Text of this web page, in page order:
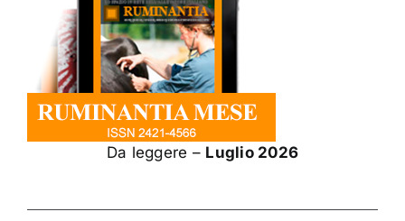
Da leggere – Luglio 2026